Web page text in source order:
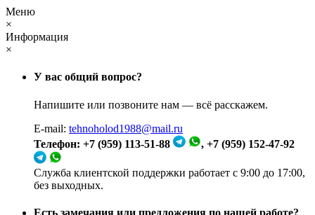
Меню
×
Информация
×
У вас общий вопрос?
Напишите или позвоните нам — всё расскажем.
E-mail: tehnoholod1988@mail.ru
Телефон: +7 (959) 113-51-88
, +7 (959) 152-47-92
Служба клиентской поддержки работает с 9:00 до 17:00,
без выходных.